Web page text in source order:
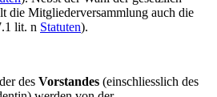
die Mitgliederversammlung auch die
lit. n Statuten).
des Vorstandes (einschliesslich des